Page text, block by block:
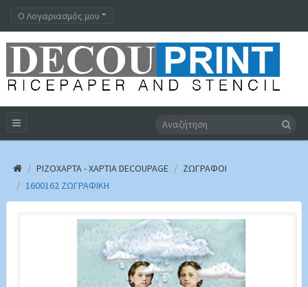
Ο Λογαριασμός μου
ΡΙΖΟΧΑΡΤΑ - ΧΑΡΤΙΑ DECOUPAGE
ΖΩΓΡΑΦΟΙ
1600162 ΖΩΓΡΑΦΙΚΉ